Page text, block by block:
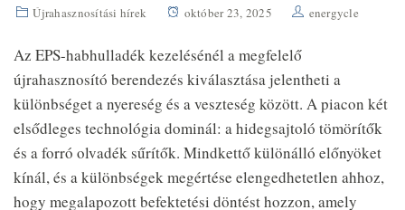
Újrahasznosítási hírek október 23, 2025 energycle
Az EPS-habhulladék kezelésénél a megfelelő
újrahasznosító berendezés kiválasztása jelentheti a
különbséget a nyereség és a veszteség között. A piacon két
elsődleges technológia dominál: a hidegsajtoló tömörítők
és a forró olvadék sűrítők. Mindkettő különálló előnyöket
kínál, és a különbségek megértése elengedhetetlen ahhoz,
hogy megalapozott befektetési döntést hozzon, amely